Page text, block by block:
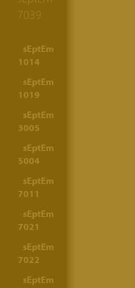
7039
sEptEm
1014
sEptEm
1019
sEptEm
3005
sEptEm
5004
sEptEm
7011
sEptEm
7021
sEptEm
7022
sEptEm